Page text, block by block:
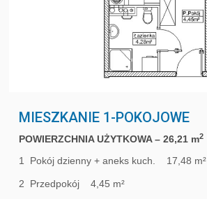
MIESZKANIE 1-POKOJOWE
POWIERZCHNIA UŻYTKOWA – 26,21 m2
1 Pokój dzienny + aneks kuch. 17,48 m²
2 Przedpokój 4,45 m²